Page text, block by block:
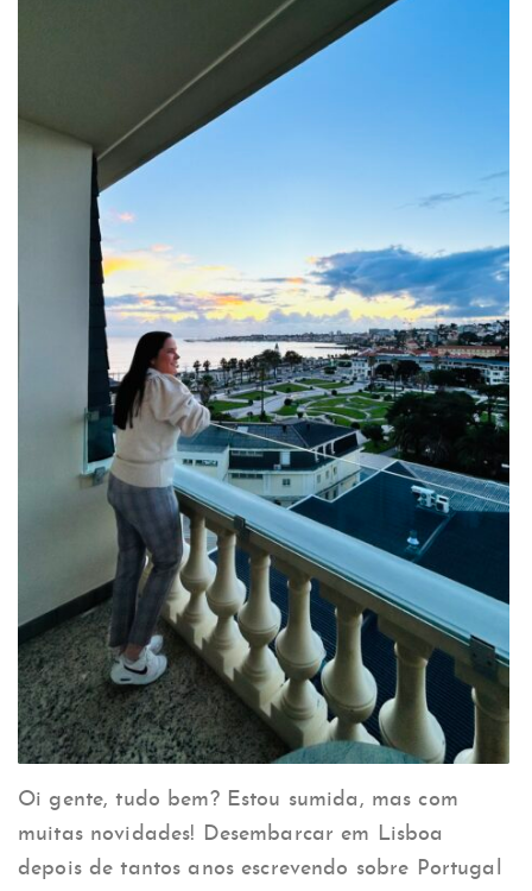
Oi gente, tudo bem? Estou sumida, mas com
muitas novidades! Desembarcar em Lisboa
depois de tantos anos escrevendo sobre Portugal